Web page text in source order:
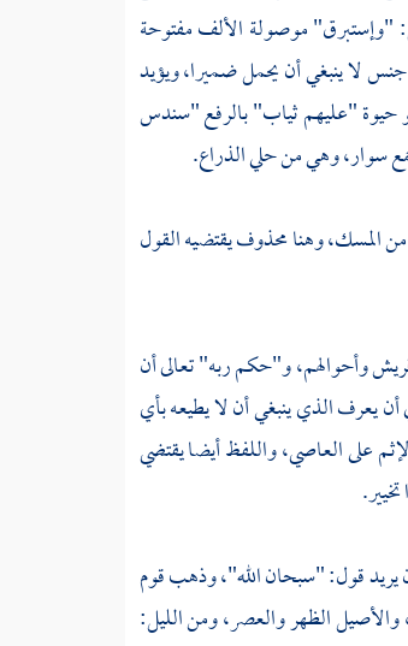
"وإستبرق" موصولة الألف مفتوحة
لا ينبغي أن يحمل ضميرا، ويؤيد
حيوة"عليهم ثياب" بالرفع "سندس
سوار، وهي من حلي الذراع.
المسك، وهنا محذوف يقتضيه القول
وأحوالهم، و"حكم ربه" تعالى أن
أن يعرف الذي ينبغي أن لا يطيعه بأي
على العاصي، واللفظ أيضا يقتضي
يريد قول: "سبحان الله"، وذهب قوم
الظهر والعصر، ومن الليل: